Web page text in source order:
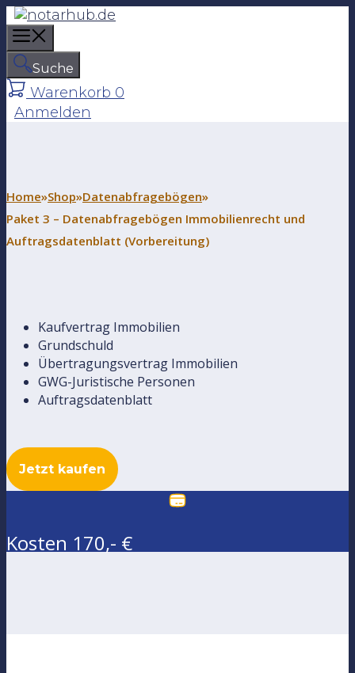
u
m
n
p
r
n
e
n
u
Suche
Warenkorb 0
Anmelden
Home»Shop»Datenabfragebögen»
Paket 3 – Datenabfragebögen Immobilienrecht und
Auftragsdatenblatt (Vorbereitung)
Kaufvertrag Immobilien
Grundschuld
Übertragungsvertrag Immobilien
GWG-Juristische Personen
Auftragsdatenblatt
Jetzt kaufen
Kosten 170,- €